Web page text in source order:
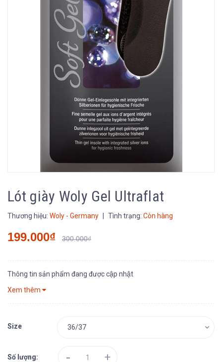
Lót giày Woly Gel Ultraflat
Thương hiệu: Woly - Germany Tình trạng: Còn hàng
199.000₫ 300.000₫
Thông tin sản phẩm đang được cập nhật
Xem thêm
Size
Số lượng: - +